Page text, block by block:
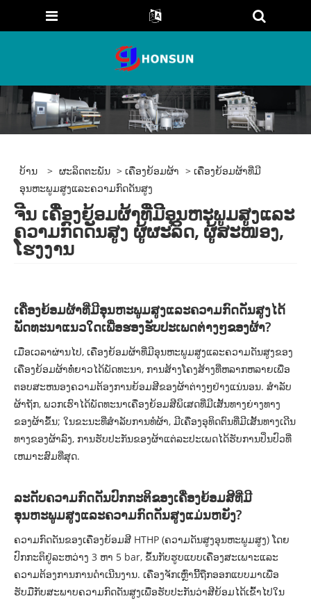
ບ້ານ > ຜະລິດຕະພັນ >ເຄື່ອງຍ້ອມຜ້າ > ເຄື່ອງຍ້ອມຜ້າທີ່ມີ
ອຸນຫະພູມສູງແລະຄວາມກົດດັນສູງ
ຈີນ ເຄື່ອງຍ້ອມຜ້າທີ່ມີອຸນຫະພູມສູງແລະ
ຄວາມກົດດັນສູງ ຜູ້ຜະລິດ, ຜູ້ສະໜອງ,
ໂຮງງານ
ເຄື່ອງຍ້ອມຜ້າທີ່ມີອຸນຫະພູມສູງແລະຄວາມກົດດັນສູງໄດ້
ພັດທະນາແນວໃດເພື່ອຮອງຮັບປະເພດຕ່າງໆຂອງຜ້າ?
ເມື່ອເວລາຜ່ານໄປ, ເຄື່ອງຍ້ອມຜ້າທີ່ມີອຸນຫະພູມສູງແລະຄວາມດັນສູງຂອງ
ເຄື່ອງຍ້ອມຜ້າທໍ່ຍາວໄດ້ພັດທະນາ, ການສ້າງໂຄງສ້າງທີ່ຫລາກຫລາຍເພື່ອ
ຕອບສະຫນອງຄວາມຕ້ອງການຍ້ອມສີຂອງຜ້າຕ່າງໆຢ່າງແນ່ນອນ. ສໍາລັບ
ຜ້າຖັກ, ພວກເຮົາໄດ້ພັດທະນາເຄື່ອງຍ້ອມສີພິເສດທີ່ມີເສັ້ນທາງຍ່າງທາງ
ຂອງຜ້າຂຶ້ນ; ໃນ​ຂະ​ນະ​ທີ່​ສໍາ​ລັບ​ການ​ທໍ​ຜ້າ​, ມີ​ເຄື່ອງ​ອຸ​ທິດ​ຕົນ​ທີ່​ມີ​ເສັ້ນ​ທາງ​ເດີນ​
ທາງ​ຂອງ​ຜ້າ​ລົງ​, ການ​ຮັບ​ປະ​ກັນ​ຂອງ​ຜ້າ​ແຕ່​ລະ​ປະ​ເພດ​ໄດ້​ຮັບ​ການ​ປິ່ນ​ປົວ​ທີ່​
ເຫມາະ​ສົມ​ທີ່​ສຸດ​.
ລະດັບຄວາມກົດດັນປົກກະຕິຂອງເຄື່ອງຍ້ອມສີທີ່ມີ
ອຸນຫະພູມສູງແລະຄວາມກົດດັນສູງແມ່ນຫຍັງ?
ຄວາມກົດດັນຂອງເຄື່ອງຍ້ອມສີ HTHP (ຄວາມດັນສູງອຸນຫະພູມສູງ) ໂດຍ
ປົກກະຕິຢູ່ລະຫວ່າງ 3 ຫາ 5 bar, ຂຶ້ນກັບຮູບແບບເຄື່ອງສະເພາະແລະ
ຄວາມຕ້ອງການການດໍາເນີນງານ. ເຄື່ອງຈັກເຫຼົ່ານີ້ຖືກອອກແບບມາເພື່ອ
ຮັບມືກັບສະພາບຄວາມກົດດັນສູງເພື່ອຮັບປະກັນວ່າສີຍ້ອມໄດ້ເຂົ້າໄປໃນ